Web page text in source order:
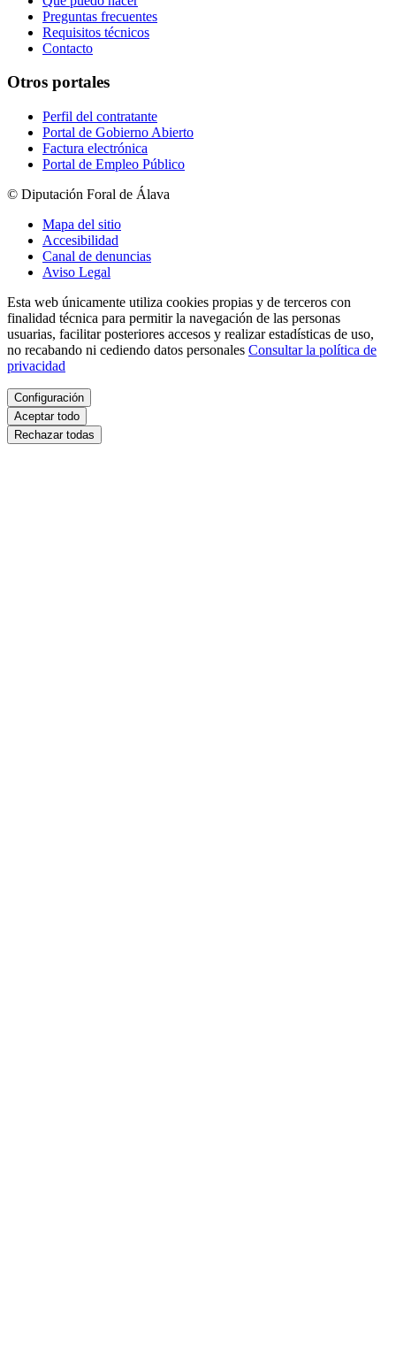
Preguntas frecuentes
Requisitos técnicos
Contacto
Otros portales
Perfil del contratante
Portal de Gobierno Abierto
Factura electrónica
Portal de Empleo Público
© Diputación Foral de Álava
Mapa del sitio
Accesibilidad
Canal de denuncias
Aviso Legal
Esta web únicamente utiliza cookies propias y de terceros con
finalidad técnica para permitir la navegación de las personas
usuarias, facilitar posteriores accesos y realizar estadísticas de uso,
no recabando ni cediendo datos personales Consultar la política de
privacidad
Configuración
Aceptar todo
Rechazar todas